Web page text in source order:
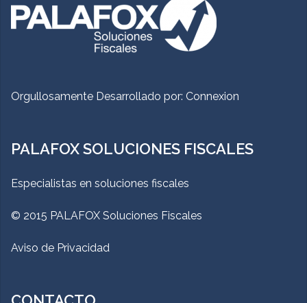
Orgullosamente Desarrollado por: Connexion
PALAFOX SOLUCIONES FISCALES
Especialistas en soluciones fiscales
© 2015 PALAFOX Soluciones Fiscales
Aviso de Privacidad